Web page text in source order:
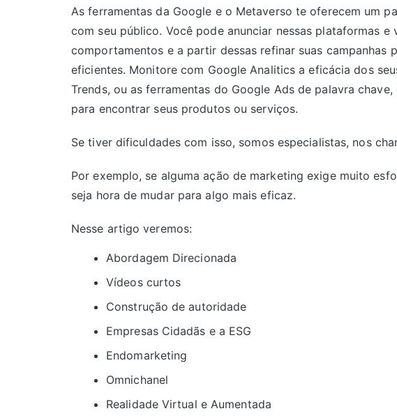
As ferramentas da Google e o Metaverso te oferecem um
com seu público. Você pode anunciar nessas plataformas e
comportamentos e a partir dessas refinar suas campanhas
eficientes. Monitore com Google Analitics a eficácia dos
Trends, ou as ferramentas do Google Ads de palavra
para encontrar seus produtos ou serviços.
Se tiver dificuldades com isso, somos especialistas, nos
Por exemplo, se alguma ação de marketing exige muito
seja hora de mudar para algo mais eficaz.
Nesse artigo veremos:
Abordagem Direcionada
Vídeos curtos
Construção de autoridade
Empresas Cidadãs e a ESG
Endomarketing
Omnichanel
Realidade Virtual e Aumentada